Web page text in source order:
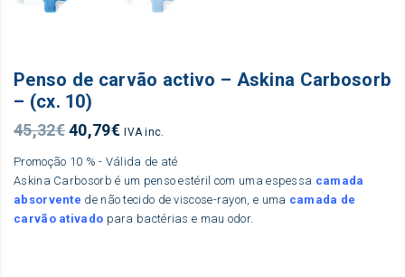
Penso de carvão activo – Askina Carbosorb
– (cx. 10)
45,32€ O
original
era:
45,32€.
40,79€O
atual
é:
40,79€.
IVA inc.
Promoção 10 % - Válida de até
Askina Carbosorb é um penso estéril com uma espessa camada
absorvente de não tecido de viscose-rayon, e uma camada de
carvão ativado para bactérias e mau odor.